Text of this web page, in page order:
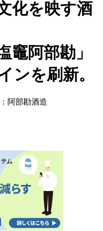
化を映す酒
竈阿部勘」
ンを刷新。
阿部勘酒造